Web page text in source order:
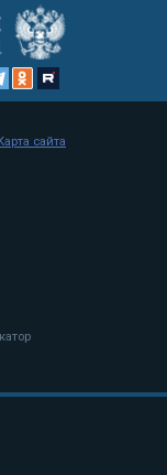
сайта